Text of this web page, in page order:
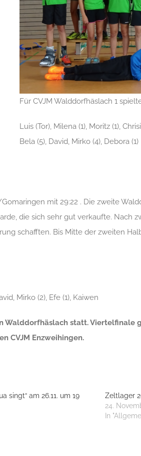
Für CVJM Walddorfhäslach 1
Luis (Tor), Milena (1), Moritz (1),
Bela (5), David, Mirko (4), Debora (1)
mit 29:22 . Die zweite
die sich sehr gut verkaufte. Nach
schafften. Bis Mitte der zweiten
Mirko (2), Efe (1), Kaiwen
Walddorfhäslach statt. Viertelfinale
CVJM Enzweihingen.
singt“ am 26.11. um 19
Zeltlager
24.
In